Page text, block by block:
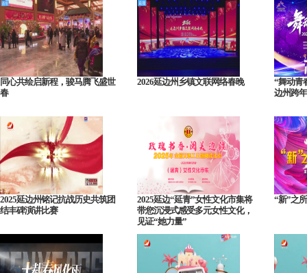
同心共绘启新程，骏马腾飞盛世
春
2026延边州乡镇文联网络春晚
“舞动青
边州跨
2025延边州铭记抗战历史共筑团
结丰碑演讲比赛
2025延边“延青”女性文化市集将
带您沉浸式感受多元女性文化，
见证“她力量”
“新”之